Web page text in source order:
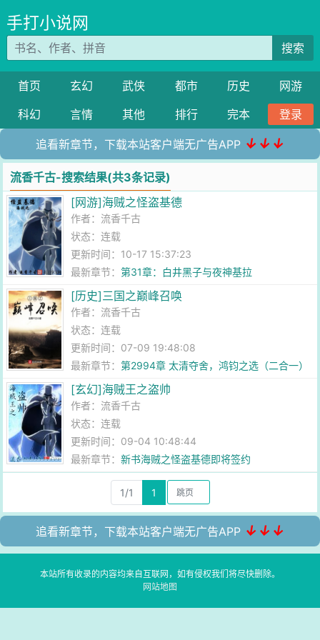
手打小说网
搜索
首页 玄幻 武侠 都市 历史
网游
科幻
言情 其他 排行 完本 登录
追看新章节，下载本站客户端无广告APP ↓↓↓
流香千古-搜索结果(共3条记录)
[网游]海贼之怪盗基德
作者： 流香千古
状态：连载
更新时间：10-17 15:37:23
最新章节：第31章：白井黑子与夜神基拉
[历史]三国之巅峰召唤
作者： 流香千古
状态：连载
更新时间：07-09 19:48:08
最新章节：第2994章 太清夺舍，鸿钧之选（二合一）
[玄幻]海贼王之盗帅
作者： 流香千古
状态：连载
更新时间：09-04 10:48:44
最新章节：新书海贼之怪盗基德即将签约
1/1 1
追看新章节，下载本站客户端无广告APP ↓↓↓
本站所有收录的内容均来自互联网，如有侵权我们将尽快删除。
网站地图